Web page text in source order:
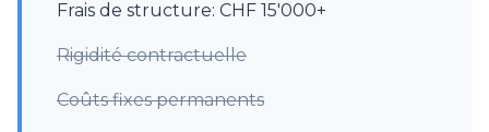
Frais de structure: CHF 15'000+
Rigidité contractuelle
Coûts fixes permanents